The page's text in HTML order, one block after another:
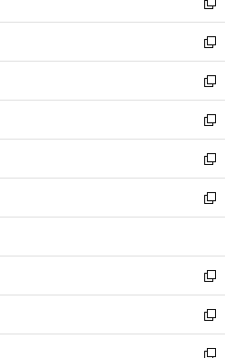
で
開
く
ド
ウ
で
開
く
ィ
ン
ド
ウ
で
開
く
い
ウ
ィ
ン
ド
ウ
で
開
く
新
し
い
ウ
ィ
ン
ド
ウ
で
開
く
新
し
い
ウ
ィ
ン
ド
ウ
で
開
新
し
い
ウ
ィ
ン
ド
ウ
開
く
新
し
い
ウ
ィ
ン
ウ
で
開
く
新
し
い
ウ
ン
ド
ウ
で
開
く
新
し
ウ
ィ
ン
ド
ウ
で
新
し
い
ウ
新
し